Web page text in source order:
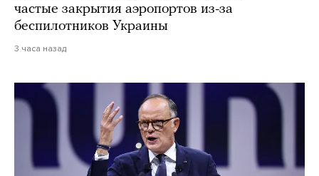
частые закрытия аэропортов из-за
беспилотников Украины
3 часа назад